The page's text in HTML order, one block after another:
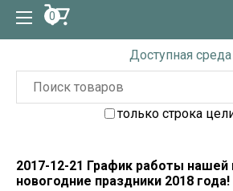
0
Доступная среда
только строка
2017-12-21 График работы нашей
новогодние праздники 2018 года!